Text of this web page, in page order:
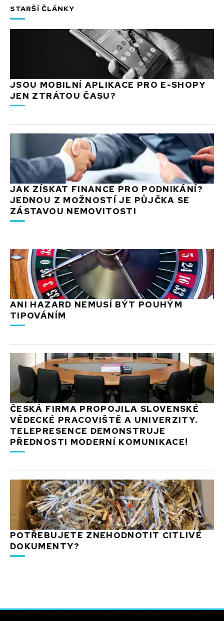
STARŠÍ ČLÁNKY
JSOU MOBILNÍ APLIKACE PRO E-SHOPY
JEN ZTRÁTOU ČASU?
JAK ZÍSKAT FINANCE PRO PODNIKÁNÍ?
JEDNOU Z MOŽNOSTÍ JE PŮJČKA SE
ZÁSTAVOU NEMOVITOSTI
ANI HAZARD NEMUSÍ BÝT POUHÝM
TIPOVÁNÍM
ČESKÁ FIRMA PROPOJILA SLOVENSKÉ
VĚDECKÉ PRACOVIŠTĚ A UNIVERZITY.
TELEPRESENCE DEMONSTRUJE
PŘEDNOSTI MODERNÍ KOMUNIKACE!
POTŘEBUJETE ZNEHODNOTIT CITLIVÉ
DOKUMENTY?